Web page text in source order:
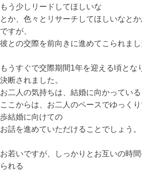
もう少しリードしてほしいな
とか、色々とリサーチしてほしいなと
ですが、
彼との交際を前向きに進めてこられまし
もうすぐで交際期間1年を迎える頃とな
決断されました。
お二人の気持ちは、結婚に向かっている
ここからは、お二人のペースでゆっく
歩結婚に向けての
お話を進めていただけることでしょう。
お若いですが、しっかりとお互いの時
られる